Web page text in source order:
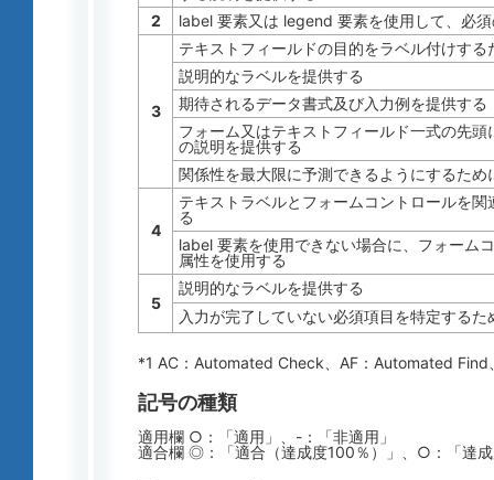
2
label 要素又は legend 要素を使用して、必
3
テキストフィールドの目的をラベル付けす
説明的なラベルを提供する
期待されるデータ書式及び入力例を提供する
フォーム又はテキストフィールド一式の先
の説明を提供する
関係性を最大限に予測できるようにするため
4
テキストラベルとフォームコントロールを
る
label 要素を使用できない場合に、フォーム
属性を使用する
5
説明的なラベルを提供する
入力が完了していない必須項目を特定する
*1 AC： Automated Check 、AF： Automated Find
記号の種類
適用欄 ○：「適用」、-：「非適用」
適合欄 ◎：「適合（達成度100％）」、○：「達